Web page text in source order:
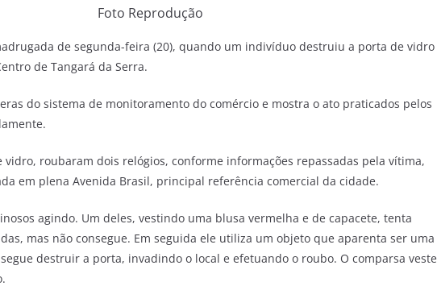
Foto Reprodução
de segunda-feira (20), quando um indivíduo destruiu a porta de vidro
de Tangará da Serra.
do sistema de monitoramento do comércio e mostra o ato praticados pelos
roubaram dois relógios, conforme informações repassadas pela vítima,
em plena Avenida Brasil, principal referência comercial da cidade.
agindo. Um deles, vestindo uma blusa vermelha e de capacete, tenta
mas não consegue. Em seguida ele utiliza um objeto que aparenta ser uma
destruir a porta, invadindo o local e efetuando o roubo. O comparsa veste